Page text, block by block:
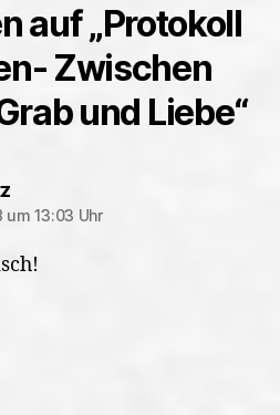
auf „Protokoll
Zwischen
und Liebe“
sagt:
um 13:03 Uhr